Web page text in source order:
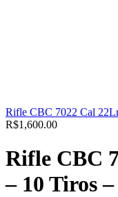
Rifle CBC 7022 Cal
R$1,600.00
Rifle CBC
– 10 Tiros